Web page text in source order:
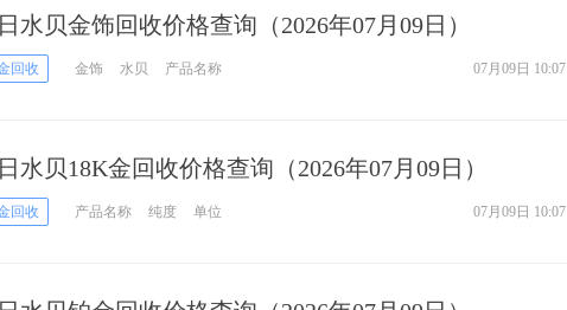
水贝金饰回收价格查询（2026年07月09日）
回收 金饰 水贝 产品名称 07月09日 10:07
水贝18K金回收价格查询（2026年07月09日）
回收 产品名称 纯度 单位 07月09日 10:07